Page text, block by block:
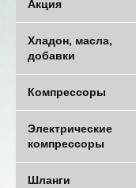
Акция
Хладон, масла,
добавки
Компрессоры
Электрические
компрессоры
Шланги